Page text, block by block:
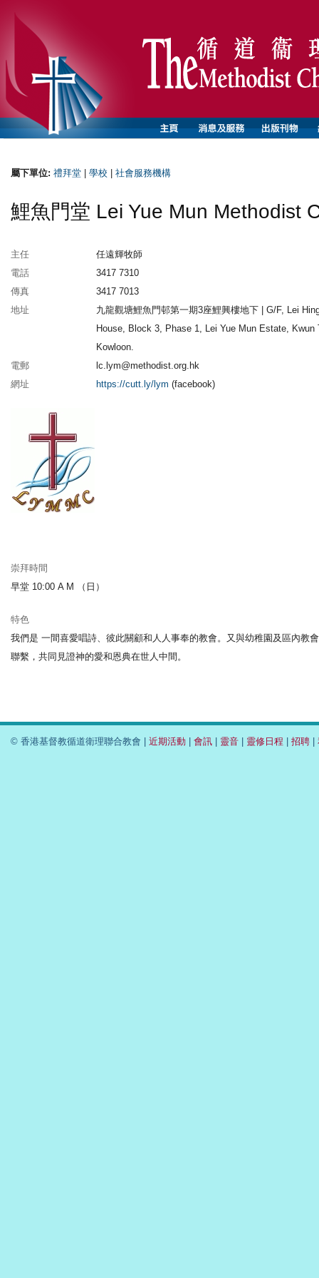
屬下單位: 禮拜堂 學校 社會服務機構
鯉魚門堂 Lei Yue Mun Methodist
主任
任遠輝牧師
電話
3417 7310
傳真
3417 7013
地址
九龍觀塘鯉魚門邨第一期3座鯉興樓地下 | G/F, Lei
House, Block 3, Phase 1, Lei Yue Mun Estate, Kwun
Kowloon.
電郵
lc.lym@methodist.org.hk
網址
https://cutt.ly/lym (facebook)
崇拜時間
早堂 10:00 A M （日）
特色
我們是 一間喜愛唱詩、彼此關顧和人人事奉的教會。又與幼稚園及區內教
聯繫，共同見證神的愛和恩典在世人中間。
© 香港基督教循道衛理聯合教會 | 近期活動 會訊 靈音 靈修日程 招聘